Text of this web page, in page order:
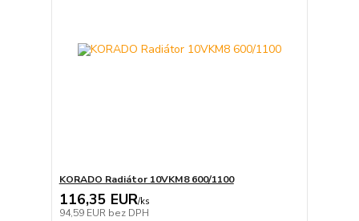
KORADO Radiátor 10VKM8 600/1100
116,35 EUR/ks
94,59 EUR bez DPH